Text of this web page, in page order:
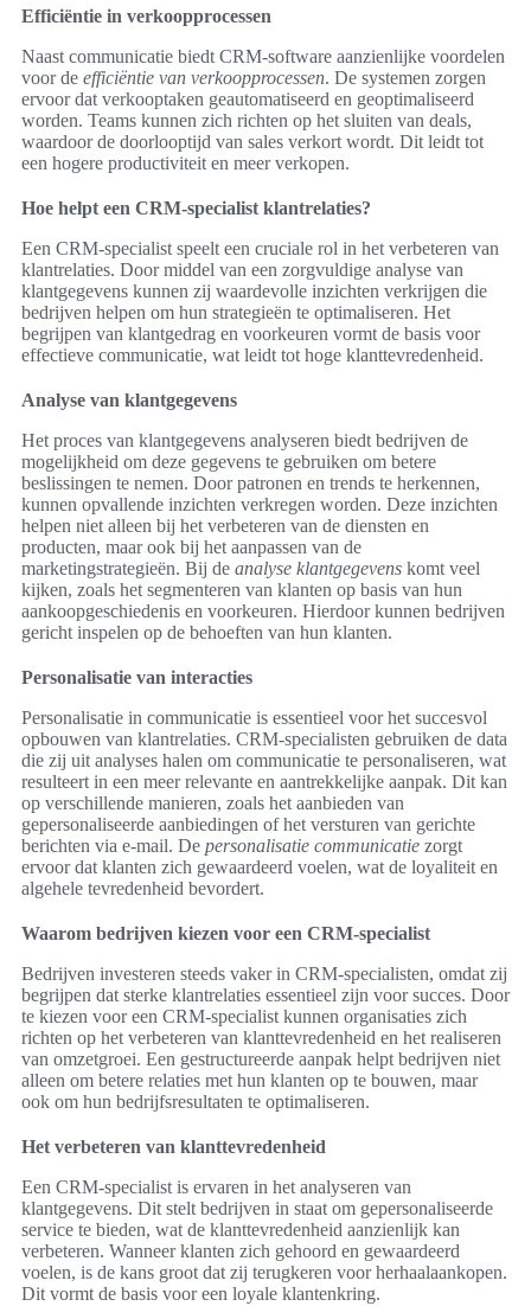
Efficiëntie in verkoopprocessen
Naast communicatie biedt CRM-software aanzienlijke voordelen
voor de efficiëntie van verkoopprocessen. De systemen zorgen
ervoor dat verkooptaken geautomatiseerd en geoptimaliseerd
worden. Teams kunnen zich richten op het sluiten van deals,
waardoor de doorlooptijd van sales verkort wordt. Dit leidt tot
een hogere productiviteit en meer verkopen.
Hoe helpt een CRM-specialist klantrelaties?
Een CRM-specialist speelt een cruciale rol in het verbeteren van
klantrelaties. Door middel van een zorgvuldige analyse van
klantgegevens kunnen zij waardevolle inzichten verkrijgen die
bedrijven helpen om hun strategieën te optimaliseren. Het
begrijpen van klantgedrag en voorkeuren vormt de basis voor
effectieve communicatie, wat leidt tot hoge klanttevredenheid.
Analyse van klantgegevens
Het proces van klantgegevens analyseren biedt bedrijven de
mogelijkheid om deze gegevens te gebruiken om betere
beslissingen te nemen. Door patronen en trends te herkennen,
kunnen opvallende inzichten verkregen worden. Deze inzichten
helpen niet alleen bij het verbeteren van de diensten en
producten, maar ook bij het aanpassen van de
marketingstrategieën. Bij de analyse klantgegevens komt veel
kijken, zoals het segmenteren van klanten op basis van hun
aankoopgeschiedenis en voorkeuren. Hierdoor kunnen bedrijven
gericht inspelen op de behoeften van hun klanten.
Personalisatie van interacties
Personalisatie in communicatie is essentieel voor het succesvol
opbouwen van klantrelaties. CRM-specialisten gebruiken de data
die zij uit analyses halen om communicatie te personaliseren, wat
resulteert in een meer relevante en aantrekkelijke aanpak. Dit kan
op verschillende manieren, zoals het aanbieden van
gepersonaliseerde aanbiedingen of het versturen van gerichte
berichten via e-mail. De personalisatie communicatie zorgt
ervoor dat klanten zich gewaardeerd voelen, wat de loyaliteit en
algehele tevredenheid bevordert.
Waarom bedrijven kiezen voor een CRM-specialist
Bedrijven investeren steeds vaker in CRM-specialisten, omdat zij
begrijpen dat sterke klantrelaties essentieel zijn voor succes. Door
te kiezen voor een CRM-specialist kunnen organisaties zich
richten op het verbeteren van klanttevredenheid en het realiseren
van omzetgroei. Een gestructureerde aanpak helpt bedrijven niet
alleen om betere relaties met hun klanten op te bouwen, maar
ook om hun bedrijfsresultaten te optimaliseren.
Het verbeteren van klanttevredenheid
Een CRM-specialist is ervaren in het analyseren van
klantgegevens. Dit stelt bedrijven in staat om gepersonaliseerde
service te bieden, wat de klanttevredenheid aanzienlijk kan
verbeteren. Wanneer klanten zich gehoord en gewaardeerd
voelen, is de kans groot dat zij terugkeren voor herhaalaankopen.
Dit vormt de basis voor een loyale klantenkring.